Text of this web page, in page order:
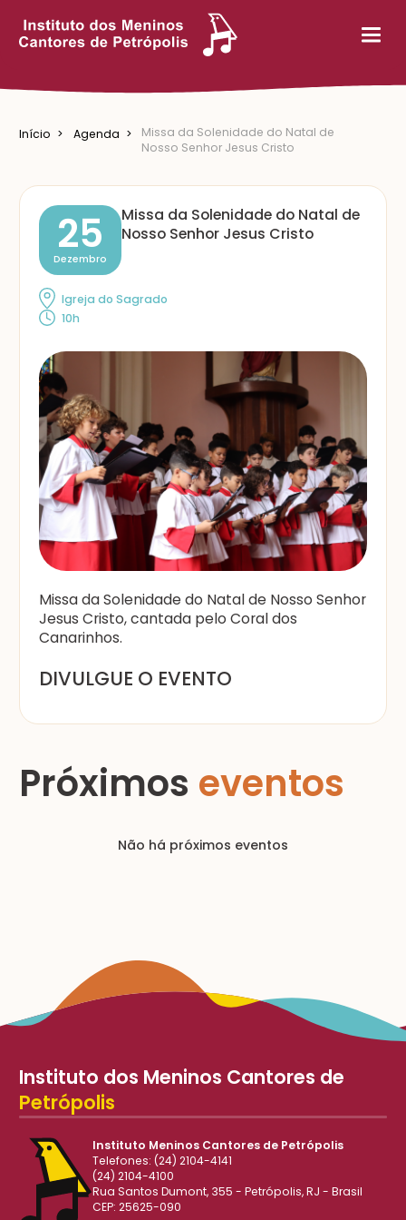
Início Agenda
Missa da Solenidade do Natal de
Nosso Senhor Jesus Cristo
25
Dezembro
Missa da Solenidade do Natal de
Nosso Senhor Jesus Cristo
Igreja do Sagrado
10h
Missa da Solenidade do Natal de Nosso Senhor
Jesus Cristo, cantada pelo Coral dos
Canarinhos.
DIVULGUE O EVENTO
Próximos eventos
Não há próximos eventos
Instituto dos Meninos Cantores de
Petrópolis
Instituto Meninos Cantores de Petrópolis
Telefones: (24) 2104-4141
(24) 2104-4100
Rua Santos Dumont, 355 - Petrópolis, RJ - Brasil
CEP: 25625-090